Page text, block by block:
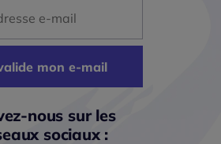
mon e-mail
nous sur les
sociaux :